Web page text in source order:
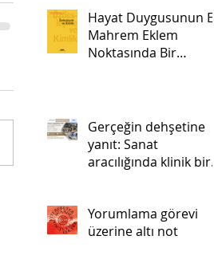
Hayat Duygusunun En
Mahrem Eklem
Noktasında Bir
Gerçeğin dehşetine
yanıt: Sanat
aracılığında klinik bir
Yorumlama görevi
üzerine altı not